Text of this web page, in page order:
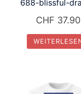
688-blissful-
CHF 37.90